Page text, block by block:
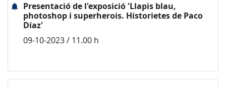
Presentació de l'exposició 'Llapis blau,
photoshop i superherois. Historietes de Paco
Díaz'
09-10-2023 / 11.00 h